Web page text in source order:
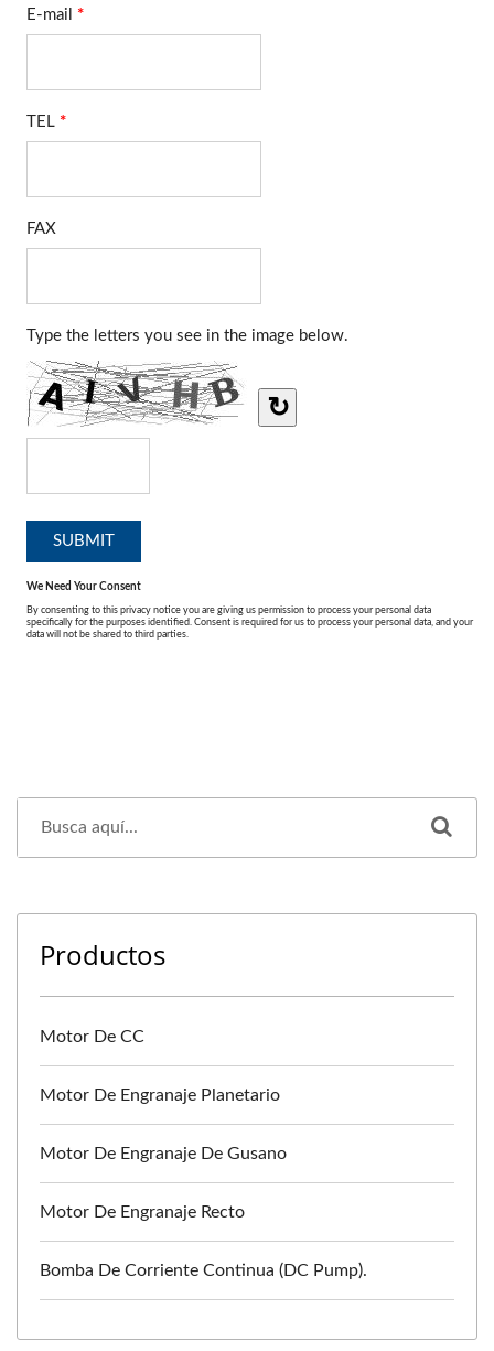
Productos
Motor De CC
Motor De Engranaje Planetario
Motor De Engranaje De Gusano
Motor De Engranaje Recto
Bomba De Corriente Continua (DC Pump).